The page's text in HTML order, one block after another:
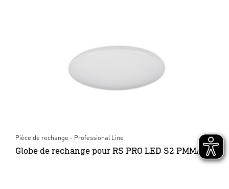
Pièce de rechange - Professional Line
Globe de rechange pour RS PRO LED S2 PMMA